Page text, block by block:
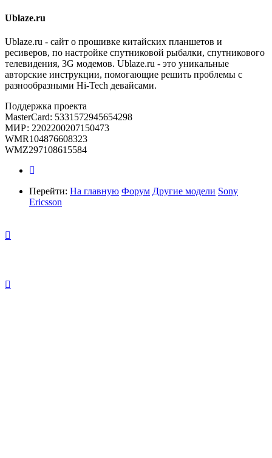
Ublaze.ru
Ublaze.ru - сайт о прошивке китайских планшетов и
ресиверов, по настройке спутниковой рыбалки, спутникового
телевидения, 3G модемов. Ublaze.ru - это уникальные
авторские инструкции, помогающие решить проблемы с
разнообразными Hi-Tech девайсами.
Поддержка проекта
MasterCard: 5331572945654298
МИР: 2202200207150473
WMR104876608323
WMZ297108615584
Перейти: На главную Форум Другие модели Sony
Ericsson